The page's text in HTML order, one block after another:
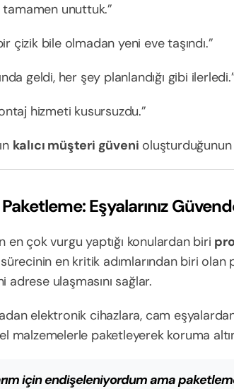
tamamen unuttuk.”
çizik bile olmadan yeni eve taşındı.”
geldi, her şey planlandığı gibi
hizmeti kusursuzdu.”
kalıcı müşteri güveni
Eşyalarınız
en çok vurgu yaptığı konulardan biri
en kritik adımlarından biri olan
ulaşmasını sağlar.
elektronik cihazlara, cam
malzemelerle paketleyerek koruma
için endişeleniyordum ama